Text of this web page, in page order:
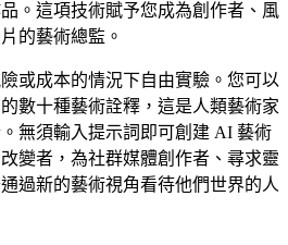
。這項技術賦予您成為創作者、風
的藝術總監。
或成本的情況下自由實驗。您可以
數十種藝術詮釋，這是人類藝術家
無須輸入提示詞即可創建 AI 藝術
變者，為社群媒體創作者、尋求靈
過新的藝術視角看待他們世界的人